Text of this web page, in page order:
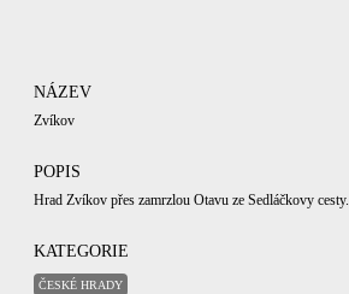
NÁZEV
Zvíkov
POPIS
Hrad Zvíkov přes zamrzlou Otavu ze Sedláčkovy cesty.
KATEGORIE
ČESKÉ HRADY